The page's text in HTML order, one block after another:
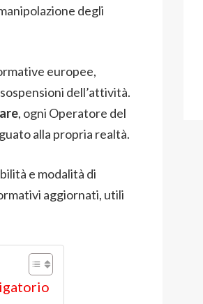
degli
europee,
dell’attività.
, ogni Operatore del
alla propria realtà.
e modalità di
aggiornati, utili